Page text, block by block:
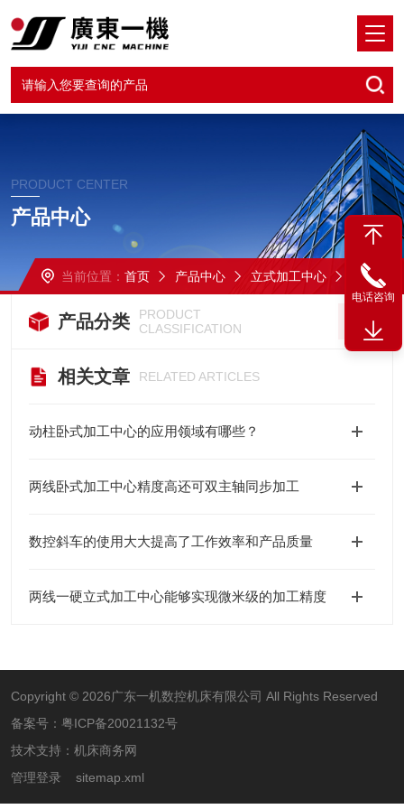
PRODUCT CENTER
产品中心
当前位置： 首页 产品中心 立式加工中心 VMC-1580三线轨立加
产品分类
PRODUCT
CLASSIFICATION
相关文章 RELATED ARTICLES
动柱卧式加工中心的应用领域有哪些？
两线卧式加工中心精度高还可双主轴同步加工
数控斜车的使用大大提高了工作效率和产品质量
两线一硬立式加工中心能够实现微米级的加工精度
Copyright © 2026广东一机数控机床有限公司 All Rights Reserved
备案号： 粤ICP备20021132号
技术支持： 机床商务网
管理登录
sitemap.xml
电话咨询